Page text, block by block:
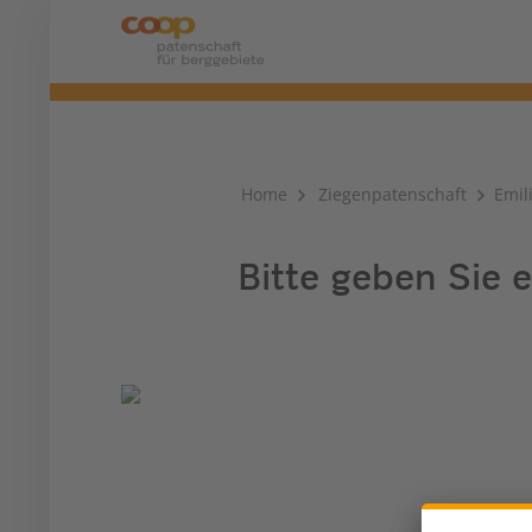
Home Ziegenpatenschaft
Bitte geben Sie